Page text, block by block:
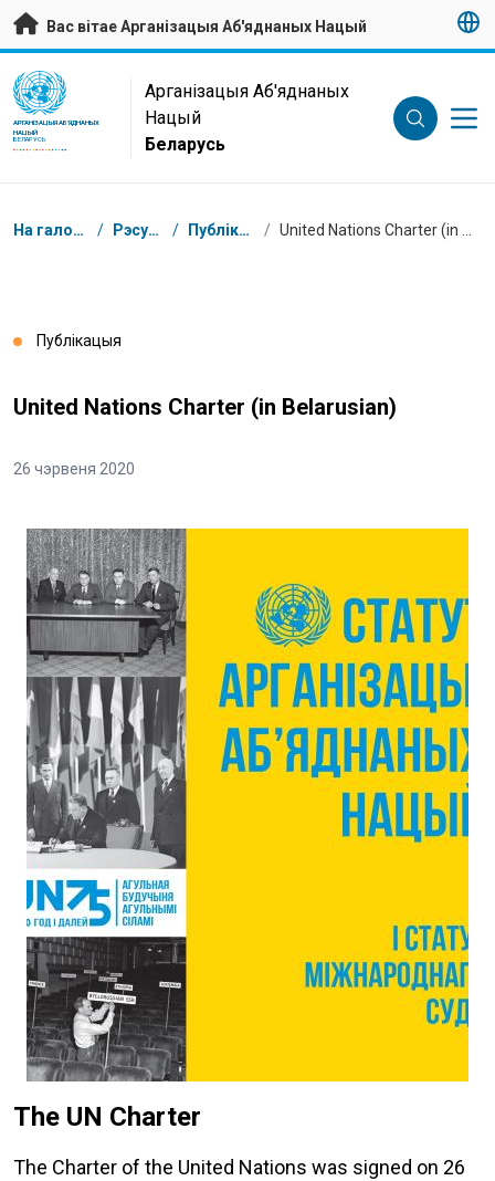
Да асноўнага зместу
Вас вітае Арганізацыя Аб'яднаных Нацый
UN Logo
АРГАНІЗАЦЫЯ АБ'ЯДНАНЫХ
НАЦЫЙ
БЕЛАРУСЬ
Арганізацыя Аб'яднаных
Нацый
Беларусь
Навігацыя
На галоўную / Рэсурсы / Публікацыі /
Публікацыя
United Nations Charter (in Belarusian)
26 чэрвеня 2020
The UN Charter
The Charter of the United Nations was signed on 26